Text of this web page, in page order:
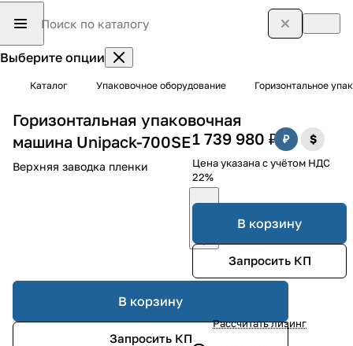
Выберите опции
Каталог Упаковочное оборудование Горизонтальное
Горизонтальная упаковочная
машина Unipack-700SE
Верхняя заводка пленки
В корзину
Запросить КП
1 739 980 ₽
Цена указана с учётом НДС
22%
В корзину
Запросить КП
Рассчитать лизинг